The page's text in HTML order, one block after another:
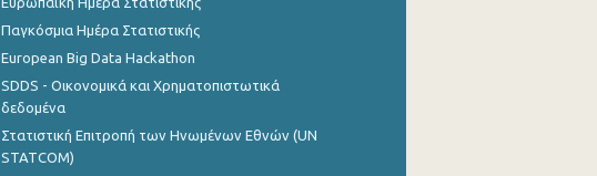
Παγκόσμια Ημέρα Στατιστικής
European Big Data Hackathon
SDDS - Οικονομικά και Χρηματοπιστωτικά
δεδομένα
Στατιστική Επιτροπή των Ηνωμένων Εθνών (UN
STATCOM)